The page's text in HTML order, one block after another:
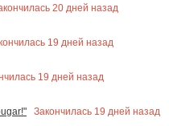
20 дней назад
19 дней назад
19 дней назад
Закончилась 19 дней назад